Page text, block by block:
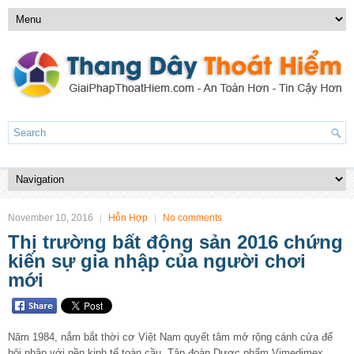
November 10, 2016 Hỗn Hợp No comments
Thị trường bất động sản 2016 chứng
kiến sự gia nhập của người chơi
mới
Năm 1984, nắm bắt thời cơ Việt Nam quyết tâm mở rộng cánh cửa để